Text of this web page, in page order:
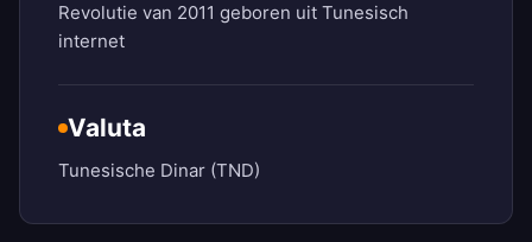
Revolutie van 2011 geboren uit Tunesisch
internet
Valuta
Tunesische Dinar (TND)